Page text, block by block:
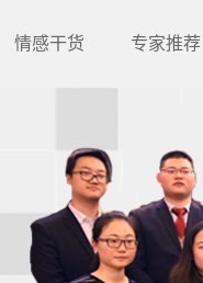
情感干货 专家推荐